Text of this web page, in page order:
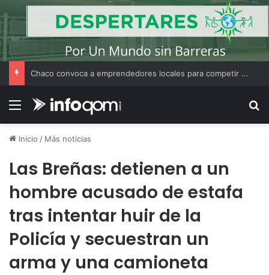
Chaco convoca a emprendedores locales para competir en «Emprendimiento Argentino 2026»
Menú
Inicio / Más noticias
Las Breñas: detienen a un
hombre acusado de estafa
tras intentar huir de la
Policía y secuestran un
arma y una camioneta